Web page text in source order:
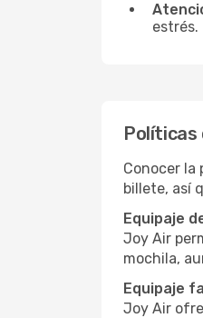
estrés.
Políticas
Conocer la
billete, así
Equipaje
Joy Air
mochila,
Equipaje
Joy Air